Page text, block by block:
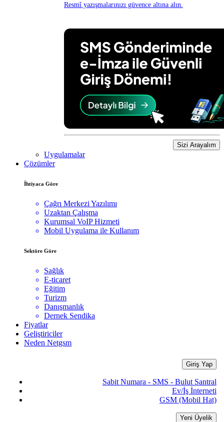
Resmî yazışmalarınızı güvence altına alın.
Sizi Arayalım
Uygulamalar
Çözümler
İhtiyaca Göre
Çağrı Merkezi Yazılımı
Uzaktan Çalışma
Kurumsal VoIP Hizmeti
Mobil Uygulama ile Kullanım
Sektöre Göre
Sağlık
E-ticaret
Eğitim
Turizm
Danışmanlık
Dernek Sendika
Fiyatlar
Geliştiriciler
Neden Netgsm
Giriş Yap
Sabit Numara - SMS - Bulut Santral
Ev/İş İnterneti
GSM (Mobil Hat)
Yeni Üyelik